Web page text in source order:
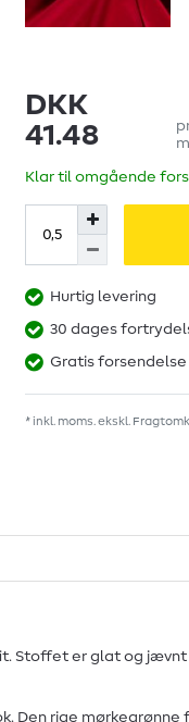
DKK
41.48
Klar til omgående
Hurtig levering
30 dages
Gratis forsendelse
* inkl. moms. ekskl.
er glat og jævnt
rige